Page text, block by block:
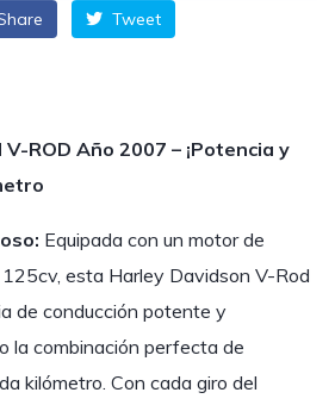
Tweet
V-ROD Año 2007 – ¡Potencia y
Equipada con un motor de
esta Harley Davidson V-Rod
de conducción potente y
la combinación perfecta de
kilómetro. Con cada giro del